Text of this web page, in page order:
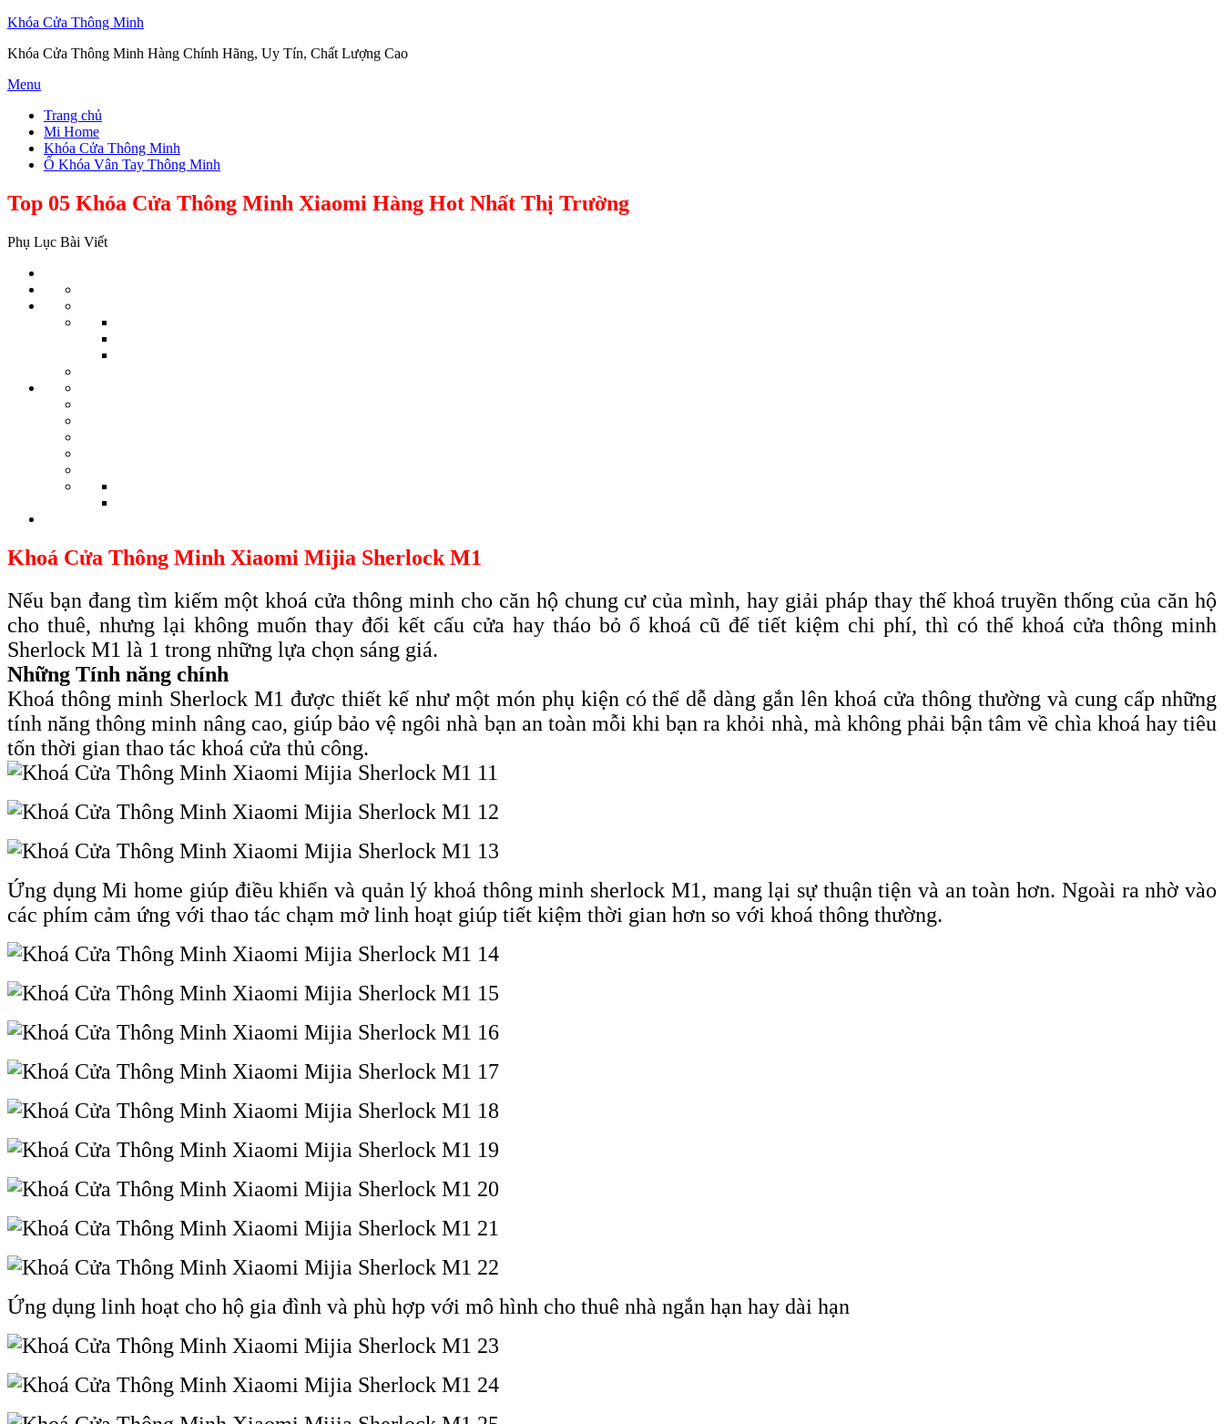
Khóa Cửa Thông Minh
Khóa Cửa Thông Minh Hàng Chính Hãng, Uy Tín, Chất Lượng Cao
Skip
content
Menu
Trang chủ
Mi Home
Khóa Cửa Thông Minh
Ổ Khóa Vân Tay Thông Minh
Top 05 Khóa Cửa Thông Minh Xiaomi Hàng Hot Nhất Thị Trường
Phụ Lục Bài Viết
Khoá Cửa Thông Minh Xiaomi Mijia Sherlock M1
Nếu bạn đang tìm kiếm một khoá cửa thông minh cho căn hộ chung cư của mình, hay giải pháp thay thế khoá truyền thống của căn hộ
cho thuê, nhưng lại không muốn thay đổi kết cấu cửa hay tháo bỏ ổ khoá cũ để tiết kiệm chi phí, thì có thể khoá cửa thông minh
Sherlock M1 là 1 trong những lựa chọn sáng giá.
Những Tính năng chính
Khoá thông minh Sherlock M1 được thiết kế như một món phụ kiện có thể dễ dàng gắn lên khoá cửa thông thường và cung cấp những
tính năng thông minh nâng cao, giúp bảo vệ ngôi nhà bạn an toàn mỗi khi bạn ra khỏi nhà, mà không phải bận tâm về chìa khoá hay tiêu
tốn thời gian thao tác khoá cửa thủ công.
Ứng dụng Mi home giúp điều khiển và quản lý khoá thông minh sherlock M1, mang lại sự thuận tiện và an toàn hơn. Ngoài ra nhờ vào
các phím cảm ứng với thao tác chạm mở linh hoạt giúp tiết kiệm thời gian hơn so với khoá thông thường.
Ứng dụng linh hoạt cho hộ gia đình và phù hợp với mô hình cho thuê nhà ngắn hạn hay dài hạn